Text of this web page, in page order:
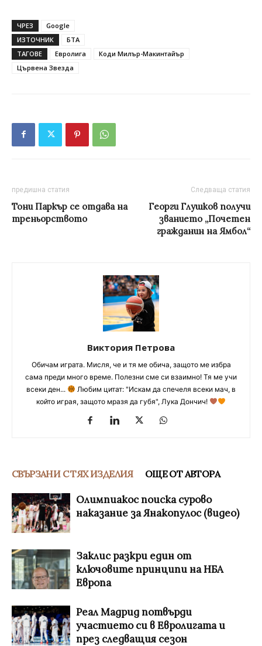
ЧРЕЗ
Google
ИЗТОЧНИК
БТА
ТАГОВЕ
Евролига
Коди Милър-Макинтайър
Цървена Звезда
предишна статия
Тони Паркър се отдава на
треньорството
Следваща статия
Георги Глушков получи
званието „Почетен
гражданин на Ямбол“
Виктория Петрова
Обичам играта. Мисля, че и тя ме обича, защото ме избра
сама преди много време. Полезни сме си взаимно! Тя ме учи
всеки ден...
Любим цитат: "Искам да спечеля всеки мач, в
който играя, защото мразя да губя", Лука Дончич!
СВЪРЗАНИ С ТЯХ ИЗДЕЛИЯ ОЩЕ ОТ АВТОРА
Олимпиакос поиска сурово
наказание за Янакопулос (видео)
Заклис разкри един от
ключовите принципи на НБА
Европа
Реал Мадрид потвърди
участието си в Евролигата и
през следващия сезон